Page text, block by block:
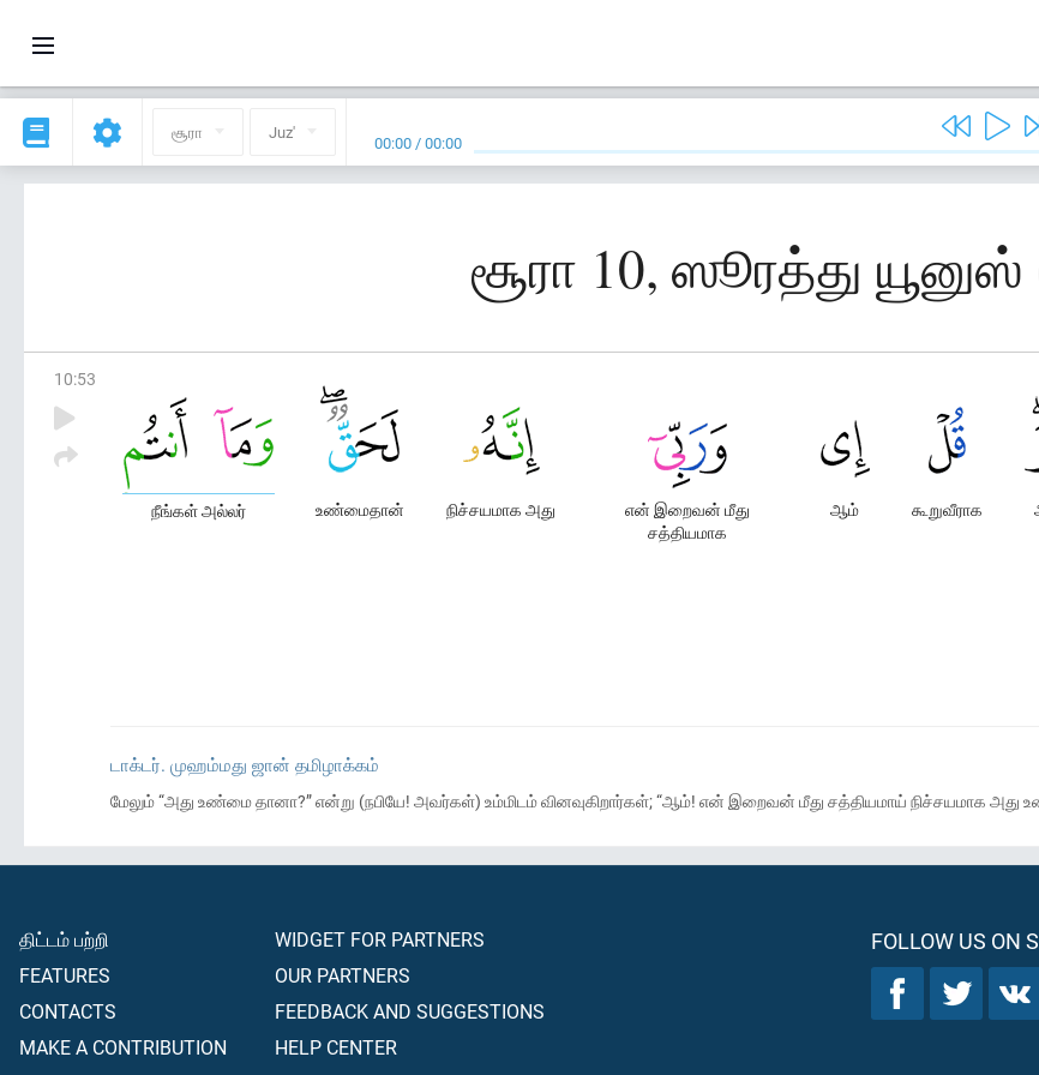
சூரா Juz' 00:00 /00:00
சூரா 10, ஸூரத்து யூனுஸ்
10:53
கூறுவீராக
ஆம்
என் இறைவன் மீது
சத்தியமாக
நிச்சயமாக அது
உண்மைதான்
நீங்கள் அல்லர்
டாக்டர். முஹம்மது ஜான் தமிழாக்கம்
மேலும் “அது உண்மை தானா?” என்று (நபியே! அவர்கள்) உம்மிடம் வினவுகிறார்கள்; “ஆம்! என் இறைவன் மீது சத்தியமாய் நிச்சயமாக அது
திட்டம் பற்றி
FEATURES
CONTACTS
MAKE A CONTRIBUTION
WIDGET FOR PARTNERS
OUR PARTNERS
FEEDBACK AND SUGGESTIONS
HELP CENTER
FOLLOW US ON